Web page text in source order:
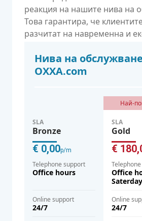
реакция на нашите нива на
Това гарантира, че
разчитат на навременна и
Нива на
OXXA.com
SLA
Bronze
€ 0,00p/m
Telephone support
Office hours
Online support
24/7
Най-
SLA
Gold
€
Office
Saterday
Online
24/7